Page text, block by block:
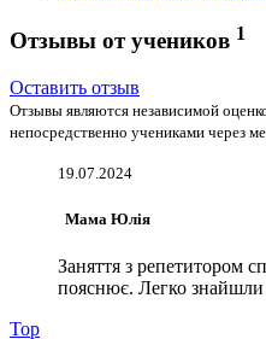
Отзывы от учеников 1
Оставить отзыв
Отзывы являются независимой
непосредственно учениками через
19.07.2024
Мама Юлія
Заняття з репетитором
пояснює. Легко знайшли
Top